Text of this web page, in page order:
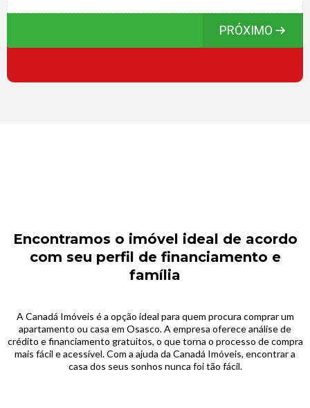
PRÓXIMO
Encontramos o imóvel ideal de acordo
com seu perfil de financiamento e
família
A Canadá Imóveis é a opção ideal para quem procura comprar um
apartamento ou casa em Osasco. A empresa oferece análise de
crédito e financiamento gratuitos, o que torna o processo de compra
mais fácil e acessível. Com a ajuda da Canadá Imóveis, encontrar a
casa dos seus sonhos nunca foi tão fácil.